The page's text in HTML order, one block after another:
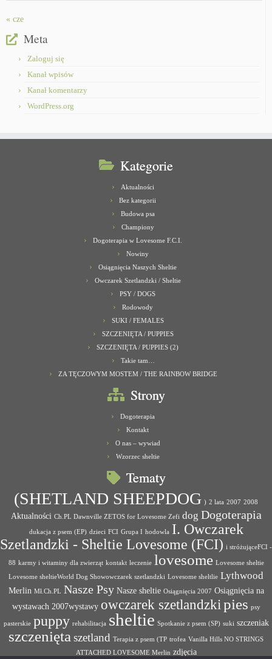
« cze
Meta
Zaloguj się
Kanał wpisów
Kanał komentarzy
WordPress.org
Kategorie
Aktualności
Bez kategorii
Budowa psa
Championy
Dogoterapia w Lovesome F.C.I.
Nowiny
Osiągnięcia Naszych Sheltie
Owczarek Szetlandzki / Sheltie
PSY / DOGS
Rodowody
SUKI / FEMALES
SZCZENIĘTA / PUPPIES
SZCZENIĘTA / PUPPIES (2)
Takie tam…
ZA TĘCZOWYM MOSTEM / THE RAINBOW BRIDGE
Strony
Dogoterapia
Kontakt
O nas – wywiad
Wzorzec sheltie
Tematy
(SHETLAND SHEEPDOG ) 2 lata 2007 2008
Aktualności Ch.PL Dawnville ZETOS for Lovesome Zefi dog Dogoterapia
dukacja z psem (EP) dzieci FCI Grupa I hodowla I. Owczarek
Szetlandzki - Sheltie Lovesome (FCI) i stróżująceFCI -
88 karmy i witaminy dla zwierząt kontakt leczenie lovesome Lovesome sheltie
Lovesome sheltieWorld Dog Showowczarek szetlandzki Lovesome sheltlie Lythwood
Merlin Mł.Ch.PL Nasze Psy Nasze sheltie Osiągnięcia 2007 Osiągnięcia na
wystawach 2007wystawy owczarek szetlandzkipies psy
pasterskie puppy rehabilitacja sheltie Spotkanie z psem (SP) suki szczeniak
szczenięta szetland Terapia z psem (TP trofea Vanilla Hills NO STRINGS
ATTACHED LOVESOME Merlin zdjęcia